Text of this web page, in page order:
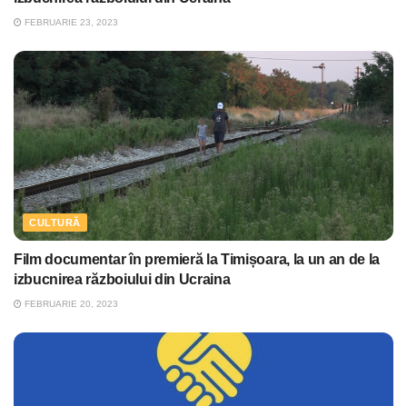
FEBRUARIE 23, 2023
CULTURĂ
Film documentar în premieră la Timișoara, la un an de la
izbucnirea războiului din Ucraina
FEBRUARIE 20, 2023